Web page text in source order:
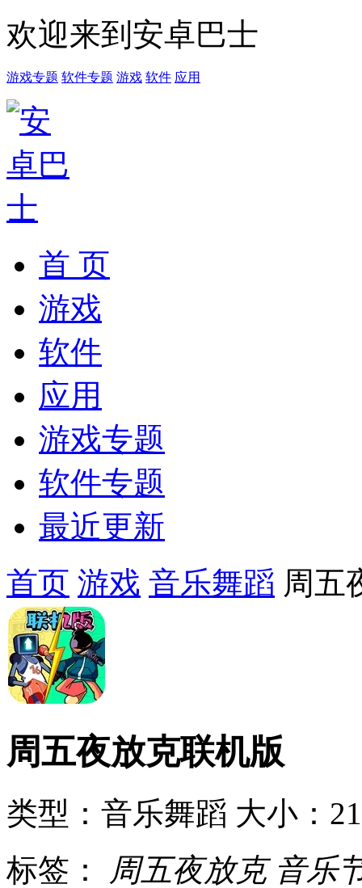
欢迎来到安卓巴士
游戏专题 软件专题 游戏 软件 应用
首 页
游戏
软件
应用
游戏专题
软件专题
最近更新
首页 游戏 音乐舞蹈 周五
周五夜放克联机版
类型：音乐舞蹈 大小：
标签：
周五夜放克 音乐